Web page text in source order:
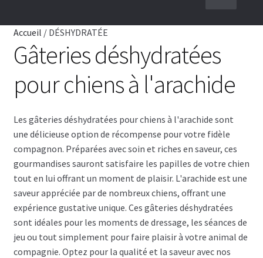
OS ET CUIR
BOUCHÉE
BÂTONNET
BISCUIT
DENTAIRE
PARTIE ANIMAL
DÉSHYDRATÉE
Blog gâteries
Accueil / DÉSHYDRATÉE
Gâteries déshydratées
pour chiens à l'arachide
Les gâteries déshydratées pour chiens à l'arachide sont
une délicieuse option de récompense pour votre fidèle
compagnon. Préparées avec soin et riches en saveur, ces
gourmandises sauront satisfaire les papilles de votre chien
tout en lui offrant un moment de plaisir. L'arachide est une
saveur appréciée par de nombreux chiens, offrant une
expérience gustative unique. Ces gâteries déshydratées
sont idéales pour les moments de dressage, les séances de
jeu ou tout simplement pour faire plaisir à votre animal de
compagnie. Optez pour la qualité et la saveur avec nos